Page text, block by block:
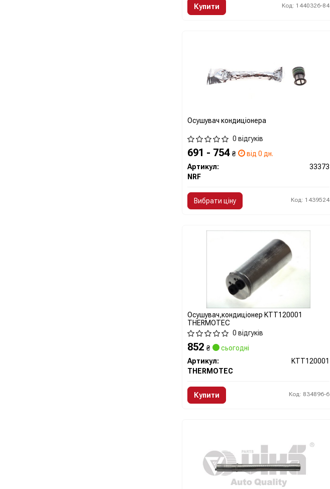
Купити Код: 1440326-84
Осушувач кондиціонера
0 відгуків
691 - 754 ₴
від 0 дн.
Артикул:
33373
NRF
Вибрати ціну Код: 1439524
Осушувач,кондиціонер KTT120001
THERMOTEC
0 відгуків
852 ₴
сьогодні
Артикул:
KTT120001
THERMOTEC
Купити Код: 834896-6